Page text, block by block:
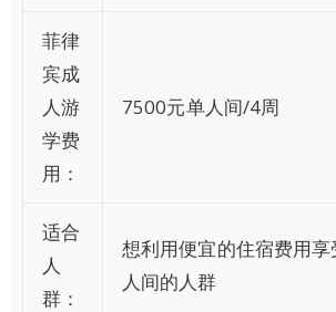
菲律
宾成
人游
学费
用：
7500元单人间/4周
适合
人
群：
想利用便宜的住宿费用
人间的人群